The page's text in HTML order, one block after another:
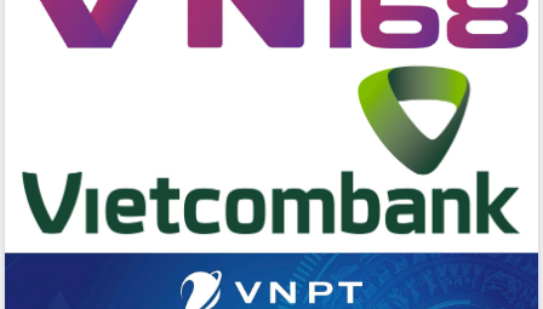
giải phóng mặt bằng Tuyến đường bộ
ven biển
với Tập đoàn Bưu chính Viễn thông
Việt Nam
Đắk Lắk về phát triển nhân lực y tế